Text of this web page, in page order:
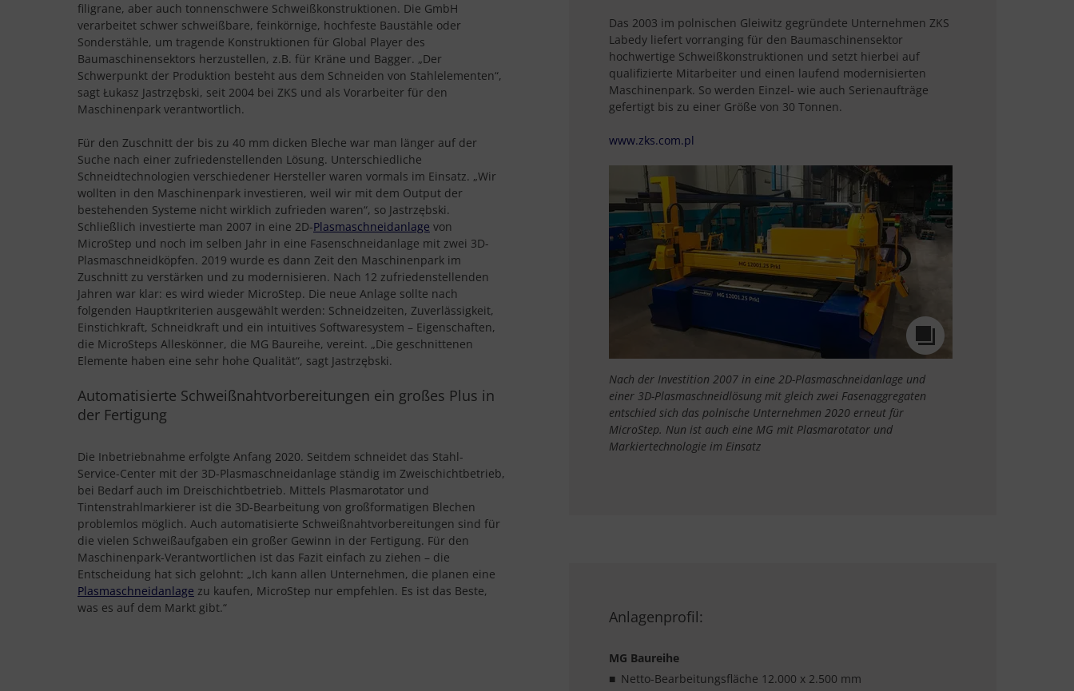
Das 2003 im polnischen Gleiwitz gegründete Unternehmen ZKS
Labedy liefert vorranging für den Baumaschinensektor
hochwertige Schweißkonstruktionen und setzt hierbei auf
qualifizierte Mitarbeiter und einen laufend modernisierten
Maschinenpark. So werden Einzel- wie auch Serienaufträge
gefertigt bis zu einer Größe von 30 Tonnen.
www.zks.com.pl
Nach der Investition 2007 in eine 2D-Plasmaschneidanlage und
einer 3D-Plasmaschneidlösung mit gleich zwei Fasenaggregaten
entschied sich das polnische Unternehmen 2020 erneut für
MicroStep. Nun ist auch eine MG mit Plasmarotator und
Markiertechnologie im Einsatz
Anlagenprofil:
MG Baureihe
Netto-Bearbeitungsfläche 12.000 x 2.500 mm
filigrane, aber auch tonnenschwere Schweißkonstruktionen. Die GmbH
verarbeitet schwer schweißbare, feinkörnige, hochfeste Baustähle oder
Sonderstähle, um tragende Konstruktionen für Global Player des
Baumaschinensektors herzustellen, z.B. für Kräne und Bagger. „Der
Schwerpunkt der Produktion besteht aus dem Schneiden von Stahlelementen“,
sagt Łukasz Jastrzębski, seit 2004 bei ZKS und als Vorarbeiter für den
Maschinenpark verantwortlich.
Für den Zuschnitt der bis zu 40 mm dicken Bleche war man länger auf der
Suche nach einer zufriedenstellenden Lösung. Unterschiedliche
Schneidtechnologien verschiedener Hersteller waren vormals im Einsatz. „Wir
wollten in den Maschinenpark investieren, weil wir mit dem Output der
bestehenden Systeme nicht wirklich zufrieden waren“, so Jastrzębski.
Schließlich investierte man 2007 in eine 2D-Plasmaschneidanlage von
MicroStep und noch im selben Jahr in eine Fasenschneidanlage mit zwei 3D-
Plasmaschneidköpfen. 2019 wurde es dann Zeit den Maschinenpark im
Zuschnitt zu verstärken und zu modernisieren. Nach 12 zufriedenstellenden
Jahren war klar: es wird wieder MicroStep. Die neue Anlage sollte nach
folgenden Hauptkriterien ausgewählt werden: Schneidzeiten, Zuverlässigkeit,
Einstichkraft, Schneidkraft und ein intuitives Softwaresystem – Eigenschaften,
die MicroSteps Alleskönner, die MG Baureihe, vereint. „Die geschnittenen
Elemente haben eine sehr hohe Qualität“, sagt Jastrzębski.
Automatisierte Schweißnahtvorbereitungen ein großes Plus in
der Fertigung
Die Inbetriebnahme erfolgte Anfang 2020. Seitdem schneidet das Stahl-
Service-Center mit der 3D-Plasmaschneidanlage ständig im Zweischichtbetrieb,
bei Bedarf auch im Dreischichtbetrieb. Mittels Plasmarotator und
Tintenstrahlmarkierer ist die 3D-Bearbeitung von großformatigen Blechen
problemlos möglich. Auch automatisierte Schweißnahtvorbereitungen sind für
die vielen Schweißaufgaben ein großer Gewinn in der Fertigung. Für den
Maschinenpark-Verantwortlichen ist das Fazit einfach zu ziehen – die
Entscheidung hat sich gelohnt: „Ich kann allen Unternehmen, die planen eine
Plasmaschneidanlage zu kaufen, MicroStep nur empfehlen. Es ist das Beste,
was es auf dem Markt gibt.“